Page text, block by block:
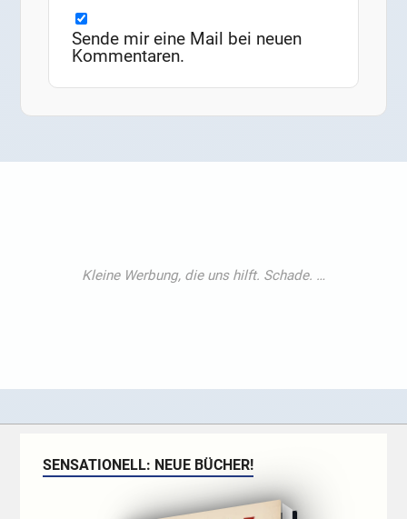
Sende mir eine Mail bei neuen
Kommentaren.
SENSATIONELL: NEUE BÜCHER!